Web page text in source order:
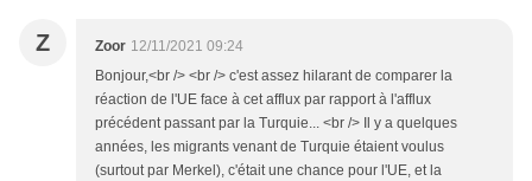
Z Zoor 12/11/2021 09:24
Bonjour,<br /> <br /> c'est assez hilarant de comparer la
réaction de l'UE face à cet afflux par rapport à l'afflux
précédent passant par la Turquie... <br /> Il y a quelques
années, les migrants venant de Turquie étaient voulus
(surtout par Merkel), c'était une chance pour l'UE, et la